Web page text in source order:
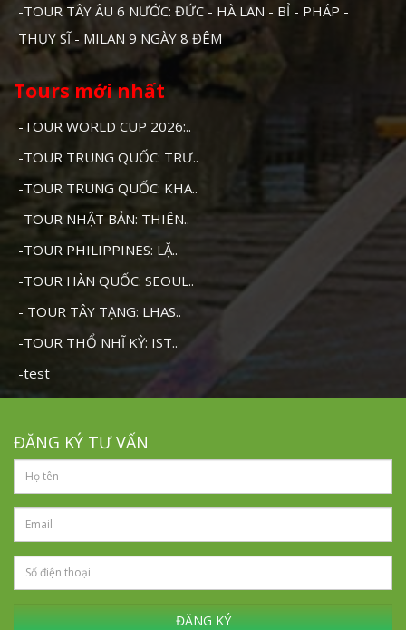
-TOUR TÂY ÂU 6 NƯỚC: ĐỨC - HÀ LAN - BỈ - PHÁP -
THỤY SĨ - MILAN 9 NGÀY 8 ĐÊM
Tours mới nhất
-TOUR WORLD CUP 2026:..
-TOUR TRUNG QUỐC: TRƯ..
-TOUR TRUNG QUỐC: KHA..
-TOUR NHẬT BẢN: THIÊN..
-TOUR PHILIPPINES: LẶ..
-TOUR HÀN QUỐC: SEOUL..
- TOUR TÂY TẠNG: LHAS..
-TOUR THỔ NHĨ KỲ: IST..
-test
ĐĂNG KÝ TƯ VẤN
ĐĂNG KÝ